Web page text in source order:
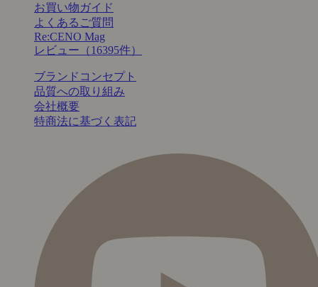
お買い物ガイド
よくあるご質問
Re:CENO Mag
レビュー（16395件）
ブランドコンセプト
品質への取り組み
会社概要
特商法に基づく表記